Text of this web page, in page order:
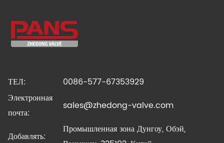
ТЕЛ:
0086-577-67353929
Электронная
почта:
sales@zhedong-valve.com
Добавлять:
Промышленная зона Дунгоу, Обэй,